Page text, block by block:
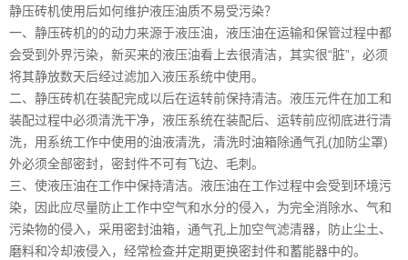
静压砖机使用后如何维护液压油质不易受污染？
一、 静压砖机的的动力来源于液压油，液压油在运输和保管过程中都
会受到外界污染，新买来的液压油看上去很清洁，其实很“脏”，必须
将其静放数天后经过滤加入液压系统中使用。
二、静压砖机在装配完成以后在运转前保持清洁。液压元件在加工和
装配过程中必须清洗干净，液压系统在装配后、运转前应彻底进行清
洗，用系统工作中使用的油液清洗，清洗时油箱除通气孔(加防尘罩)
外必须全部密封，密封件不可有飞边、毛刺。
三、使液压油在工作中保持清洁。液压油在工作过程中会受到环境污
染，因此应尽量防止工作中空气和水分的侵入，为完全消除水、气和
污染物的侵入，采用密封油箱，通气孔上加空气滤清器，防止尘土、
磨料和冷却液侵入，经常检查并定期更换密封件和蓄能器中的。